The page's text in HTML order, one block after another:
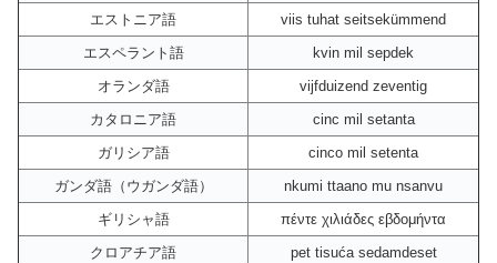
エストニア語
viis tuhat seitsekümmend
エスペラント語
kvin mil sepdek
オランダ語
vijfduizend zeventig
カタロニア語
cinc mil setanta
ガリシア語
cinco mil setenta
ガンダ語（ウガンダ語）
nkumi ttaano mu nsanvu
ギリシャ語
πέντε χιλιάδες εβδομήντα
クロアチア語
pet tisuća sedamdeset